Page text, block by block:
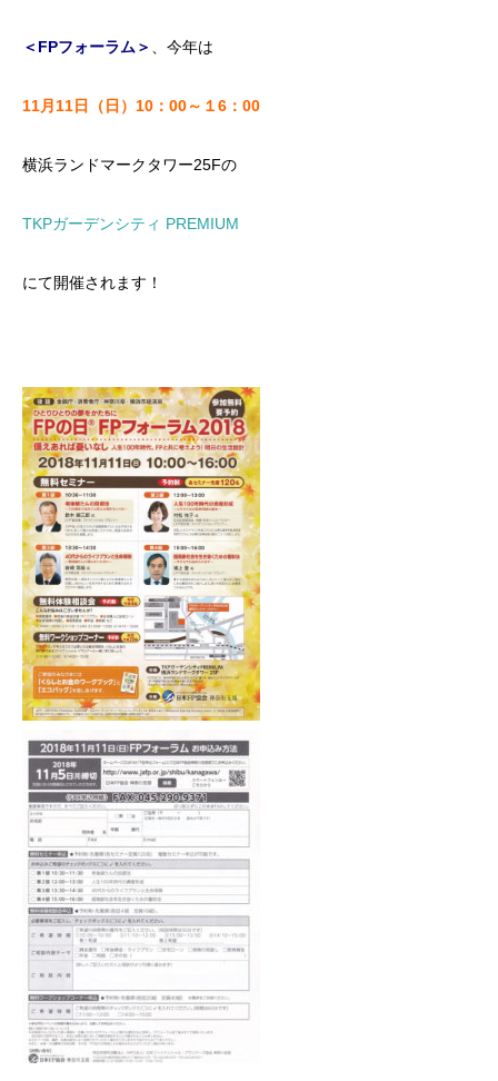
＜FPフォーラム＞ 、今年は
11月11日（日）10：00～１6：00
横浜ランドマークタワー25Fの
TKPガーデンシティ PREMIUM
にて開催されます！